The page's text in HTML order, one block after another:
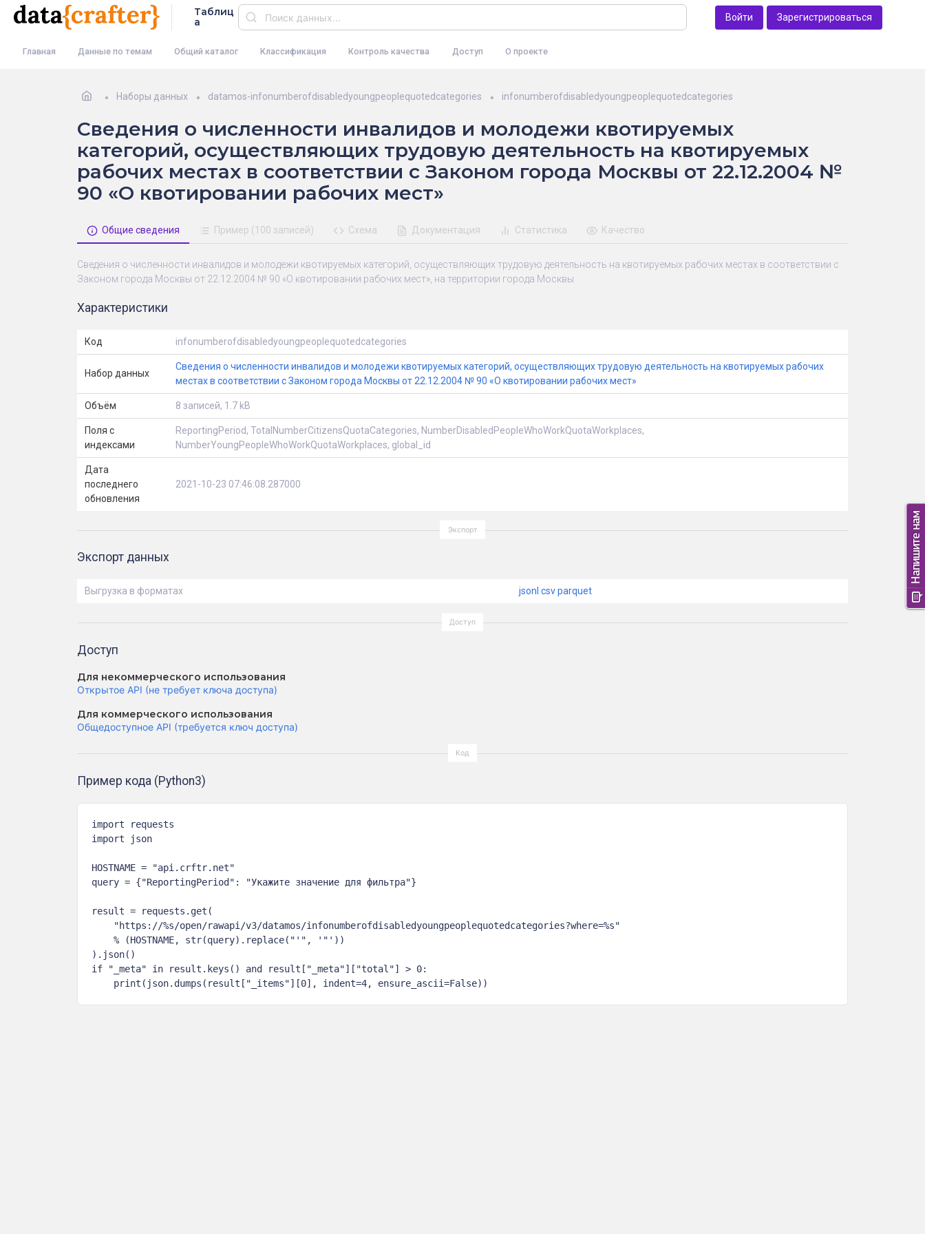
Таблиц
а
Войти Зарегистрироваться
Главная Данные по темам Общий каталог Классификация Контроль качества Доступ О проекте
Наборы данных datamos-infonumberofdisabledyoungpeoplequotedcategories infonumberofdisabledyoungpeoplequotedcategories
Сведения о численности инвалидов и молодежи квотируемых
категорий, осуществляющих трудовую деятельность на квотируемых
рабочих местах в соответствии с Законом города Москвы от 22.12.2004 №
90 «О квотировании рабочих мест»
Общие сведения Пример (100 записей) Схема Документация Статистика Качество
Сведения о численности инвалидов и молодежи квотируемых категорий, осуществляющих трудовую деятельность на квотируемых рабочих местах в соответствии с
Законом города Москвы от 22.12.2004 № 90 «О квотировании рабочих мест», на территории города Москвы
Характеристики
Код infonumberofdisabledyoungpeoplequotedcategories
Набор данных
Сведения о численности инвалидов и молодежи квотируемых категорий, осуществляющих трудовую деятельность на квотируемых рабочих
местах в соответствии с Законом города Москвы от 22.12.2004 № 90 «О квотировании рабочих мест»
Объём 8 записей, 1.7 kB
Поля с
индексами
ReportingPeriod, TotalNumberCitizensQuotaCategories, NumberDisabledPeopleWhoWorkQuotaWorkplaces,
NumberYoungPeopleWhoWorkQuotaWorkplaces, global_id
Дата
последнего
обновления
2021-10-23 07:46:08.287000
Экспорт данных
Выгрузка в форматах jsonl csvparquet
Доступ
Для некоммерческого использования
Открытое API (не требует ключа доступа)
Для коммерческого использования
Общедоступное API (требуется ключ доступа)
Пример кода (Python3)
import requests
import json
HOSTNAME = "api.crftr.net"
query = {"ReportingPeriod": "Укажите значение для фильтра"}
result = requests.get(
    "https://%s/open/rawapi/v3/datamos/infonumberofdisabledyoungpeoplequotedcategories?where=%s"
    % (HOSTNAME, str(query).replace("'", '"'))
).json()
if "_meta" in result.keys() and result["_meta"]["total"] > 0:
    print(json.dumps(result["_items"][0], indent=4, ensure_ascii=False))